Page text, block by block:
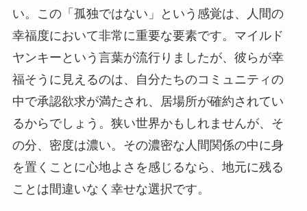
い。この「孤独ではない」という感覚は、人間の
幸福度において非常に重要な要素です。マイルド
ヤンキーという言葉が流行りましたが、彼らが幸
福そうに見えるのは、自分たちのコミュニティの
中で承認欲求が満たされ、居場所が確約されてい
るからでしょう。狭い世界かもしれませんが、そ
の分、密度は濃い。その濃密な人間関係の中に身
を置くことに心地よさを感じるなら、地元に残る
ことは間違いなく幸せな選択です。